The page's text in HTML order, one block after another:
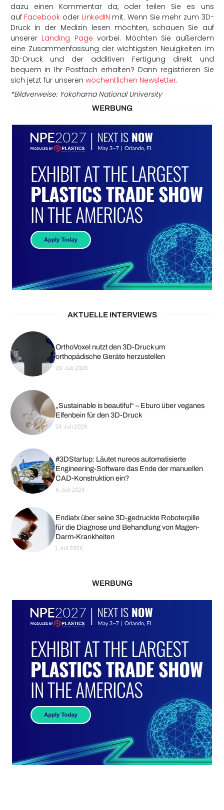
dazu einen Kommentar da, oder teilen Sie es uns
auf Facebook oder LinkedIN mit. Wenn Sie mehr zum 3D-
Druck in der Medizin lesen möchten, schauen Sie auf
unserer Landing Page vorbei. Möchten Sie außerdem
eine Zusammenfassung der wichtigsten Neuigkeiten im
3D-Druck und der additiven Fertigung direkt und
bequem in Ihr Postfach erhalten? Dann registrieren Sie
sich jetzt für unseren wöchentlichen Newsletter.
*Bildverweise: Yokohama National University
WERBUNG
AKTUELLE INTERVIEWS
OrthoVoxel nutzt den 3D-Druck um
orthopädische Geräte herzustellen
29. Juli 2026
„Sustainable is beautiful“ – Eburo über veganes
Elfenbein für den 3D-Druck
24. Juli 2026
#3DStartup: Läutet nureos automatisierte
Engineering-Software das Ende der manuellen
CAD-Konstruktion ein?
6. Juli 2026
Endiatx über seine 3D-gedruckte Roboterpille
für die Diagnose und Behandlung von Magen-
Darm-Krankheiten
1. Juli 2026
WERBUNG